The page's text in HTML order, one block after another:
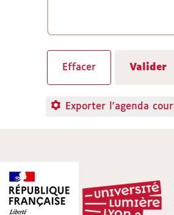
Exporter l'agenda